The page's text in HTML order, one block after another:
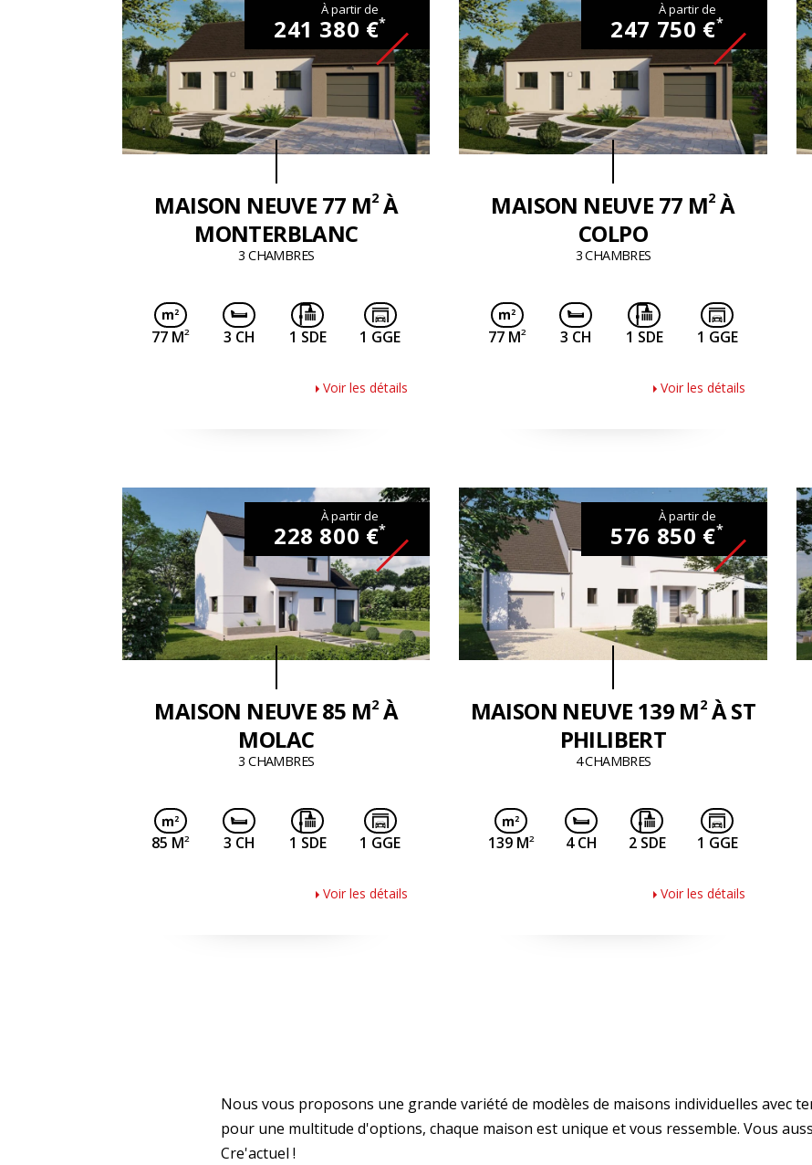
MAISON NEUVE 77 M2À
MONTERBLANC
3 CHAMBRES
À partir de
241 380 €*
77 M2 3 CH 1 SDE 1 GGE
Voir les détails
MAISON NEUVE 77 M2À
COLPO
3 CHAMBRES
À partir de
247 750 €*
77 M2 3 CH 1 SDE 1 GGE
Voir les détails
MAISON NEUVE 85 M2À
MOLAC
3 CHAMBRES
À partir de
228 800 €*
85 M2 3 CH 1 SDE 1 GGE
Voir les détails
MAISON NEUVE 139 M2À ST
PHILIBERT
4 CHAMBRES
À partir de
576 850 €*
139 M2 4 CH 2 SDE 1 GGE
Voir les détails
Nous vous proposons une grande variété de modèles de maisons individuelles avec
pour une multitude d'options, chaque maison est unique et vous ressemble. Vous
Cre'actuel !